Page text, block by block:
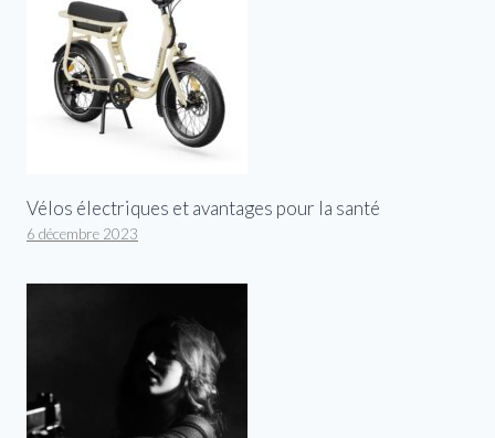
Vélos électriques et avantages pour la santé
6 décembre 2023